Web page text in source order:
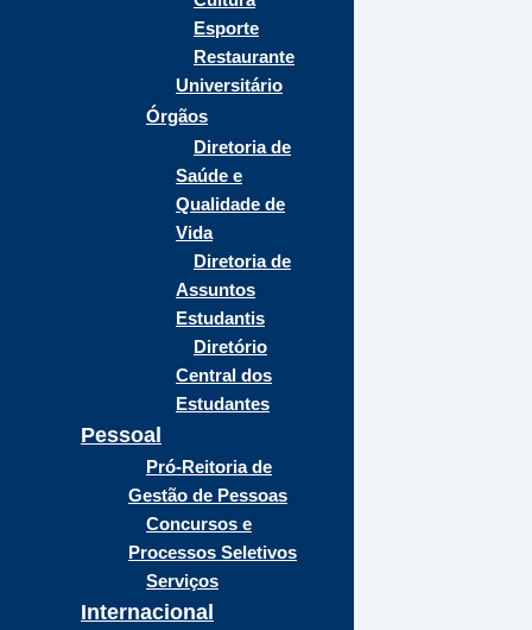
Esporte
Restaurante
Universitário
Órgãos
Diretoria de
Saúde e
Qualidade de
Vida
Diretoria de
Assuntos
Estudantis
Diretório
Central dos
Estudantes
Pessoal
Pró-Reitoria de
Gestão de Pessoas
Concursos e
Processos Seletivos
Serviços
Internacional